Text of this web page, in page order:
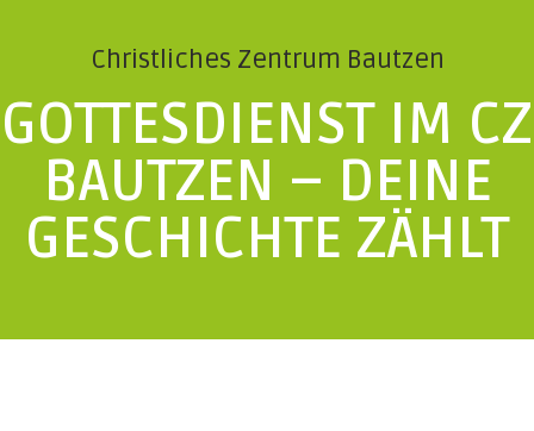
Christliches Zentrum Bautzen
GOTTESDIENST IM CZ
BAUTZEN – DEINE
GESCHICHTE ZÄHLT